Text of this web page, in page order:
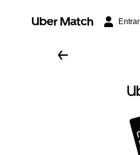
Uber Match Entrar